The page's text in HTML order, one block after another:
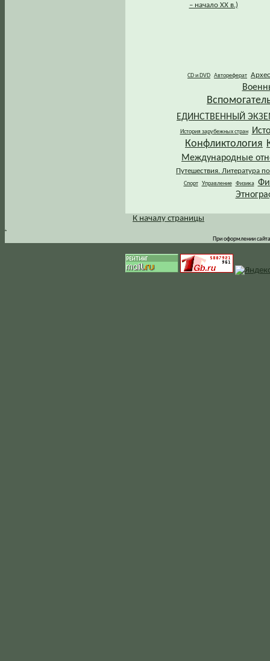
– начало XX в.)
CD и DVD Автореферат
ЕДИНСТВЕННЫЙ
История зарубежных стран
Конфликтология
Международные
Путешествия. Литература
Спорт Управление Физика
.
К началу страницы
При оформлении